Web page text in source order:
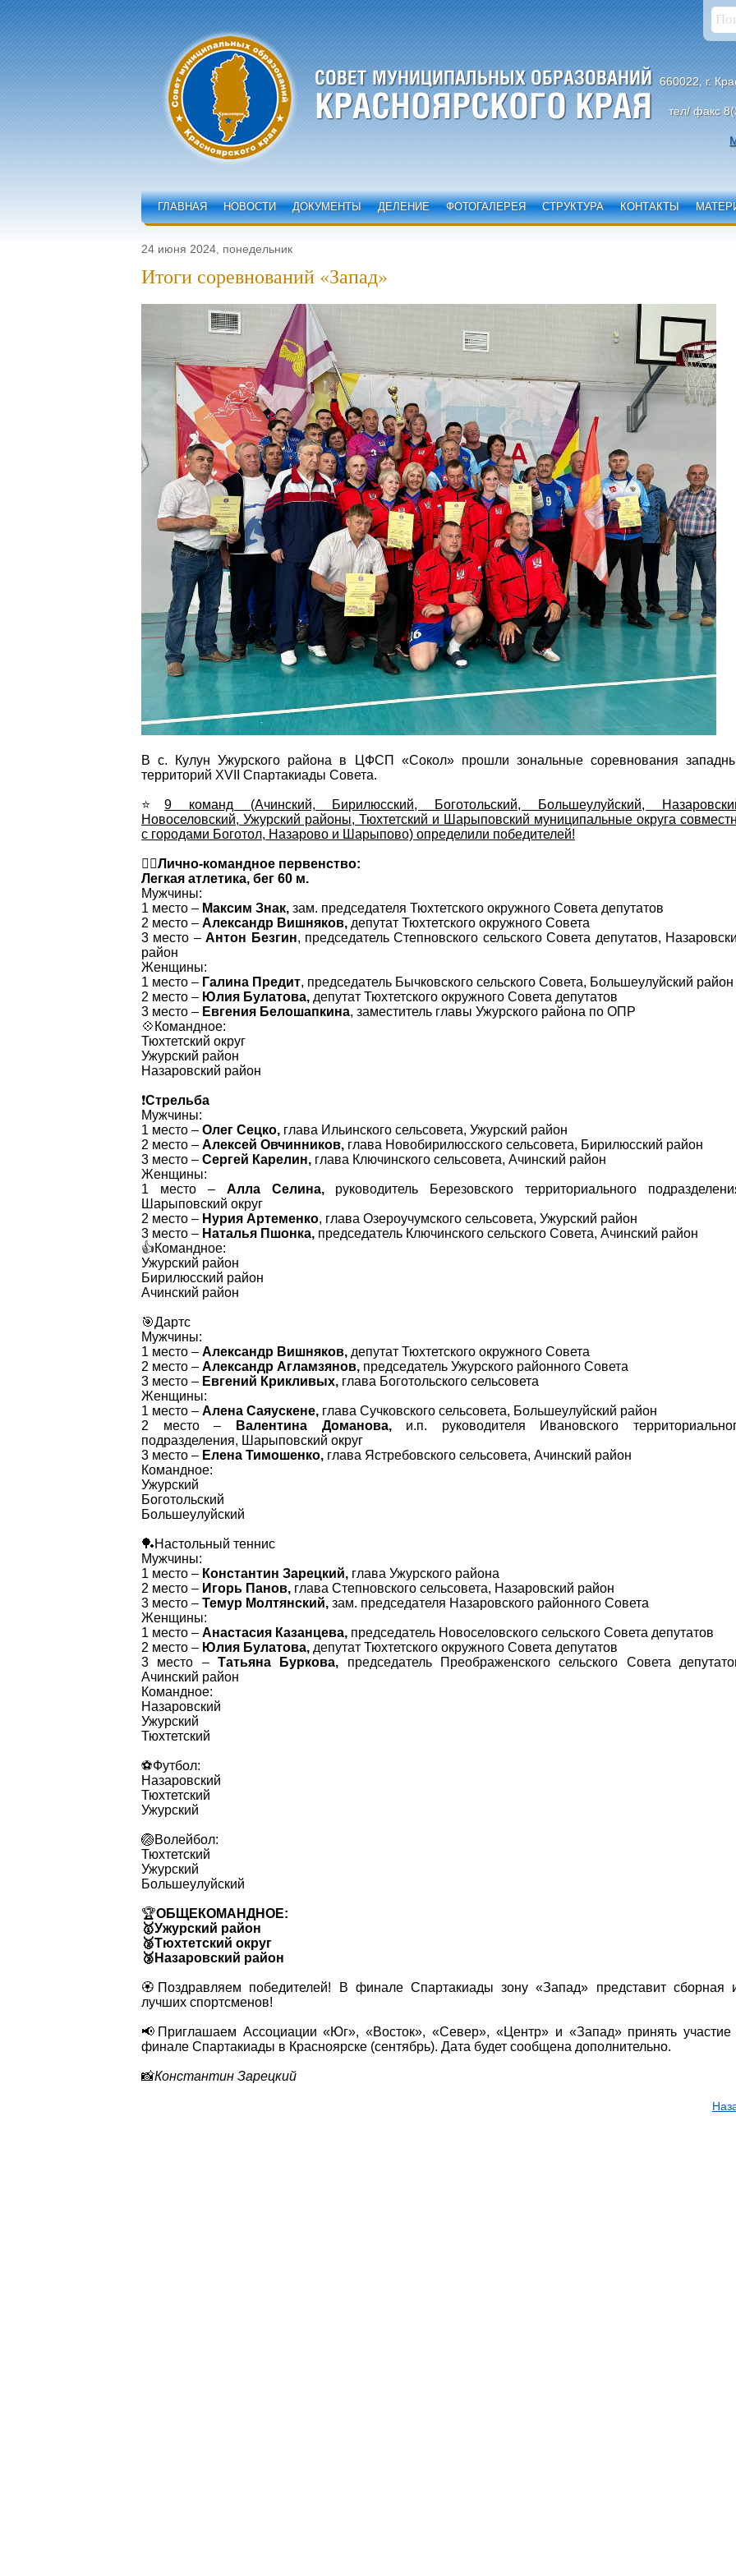
660022, г.
тел/ факс
ГЛАВНАЯ НОВОСТИ ДОКУМЕНТЫ ДЕЛЕНИЕ ФОТОГАЛЕРЕЯ СТРУКТУРА КОНТАКТЫ
24 июня 2024, понедельник
Итоги соревнований «Запад»
В с. Кулун Ужурского района в ЦФСП «Сокол» прошли зональные соревнования
территорий XVII Спартакиады Совета.
⭐️ 9 команд (Ачинский, Бирилюсский, Боготольский, Большеулуйский,
Новоселовский, Ужурский районы, Тюхтетский и Шарыповский муниципальные округа
с городами Боготол, Назарово и Шарыпово) определили победителей!
👉🏻Лично-командное первенство:
Легкая атлетика, бег 60 м.
Мужчины:
1 место – Максим Знак, зам. председателя Тюхтетского окружного Совета депутатов
2 место – Александр Вишняков, депутат Тюхтетского окружного Совета
3 место –Антон Безгин, председатель Степновского сельского Совета депутатов,
район
Женщины:
1 место – Галина Предит, председатель Бычковского сельского Совета, Большеулуйский район
2 место – Юлия Булатова, депутат Тюхтетского окружного Совета депутатов
3 место – Евгения Белошапкина, заместитель главы Ужурского района по ОПР
💠Командное:
Тюхтетский округ
Ужурский район
Назаровский район
❗️Стрельба
Мужчины:
1 место – Олег Сецко, глава Ильинского сельсовета, Ужурский район
2 место – Алексей Овчинников, глава Новобирилюсского сельсовета, Бирилюсский район
3 место – Сергей Карелин, глава Ключинского сельсовета, Ачинский район
Женщины:
1 место – Алла Селина,руководитель Березовского территориального
Шарыповский округ
2 место – Нурия Артеменко, глава Озероучумского сельсовета, Ужурский район
3 место – Наталья Пшонка, председатель Ключинского сельского Совета, Ачинский район
👍Командное:
Ужурский район
Бирилюсский район
Ачинский район
🎯Дартс
Мужчины:
1 место – Александр Вишняков, депутат Тюхтетского окружного Совета
2 место – Александр Агламзянов, председатель Ужурского районного Совета
3 место – Евгений Крикливых, глава Боготольского сельсовета
Женщины:
1 место – Алена Саяускене, глава Сучковского сельсовета, Большеулуйский район
2 место –
Валентина Доманова,и.п. руководителя Ивановского
подразделения, Шарыповский округ
3 место – Елена Тимошенко, глава Ястребовского сельсовета, Ачинский район
Командное:
Ужурский
Боготольский
Большеулуйский
🏓Настольный теннис
Мужчины:
1 место – Константин Зарецкий, глава Ужурского района
2 место – Игорь Панов, глава Степновского сельсовета, Назаровский район
3 место – Темур Молтянский, зам. председателя Назаровского районного Совета
Женщины:
1 место – Анастасия Казанцева, председатель Новоселовского сельского Совета депутатов
2 место – Юлия Булатова, депутат Тюхтетского окружного Совета депутатов
3 место – Татьяна Буркова, председатель Преображенского сельского Совета
Ачинский район
Командное:
Назаровский
Ужурский
Тюхтетский
⚽️Футбол:
Назаровский
Тюхтетский
Ужурский
🏐Волейбол:
Тюхтетский
Ужурский
Большеулуйский
🏆ОБЩЕКОМАНДНОЕ:
🥇Ужурский район
🥈Тюхтетский округ
🥉Назаровский район
🏵Поздравляем победителей! В финале Спартакиады зону «Запад» представит сборная
лучших спортсменов!
📢Приглашаем Ассоциации «Юг», «Восток», «Север», «Центр» и «Запад» принять участие
финале Спартакиады в Красноярске (сентябрь). Дата будет сообщена дополнительно.
📸Константин Зарецкий